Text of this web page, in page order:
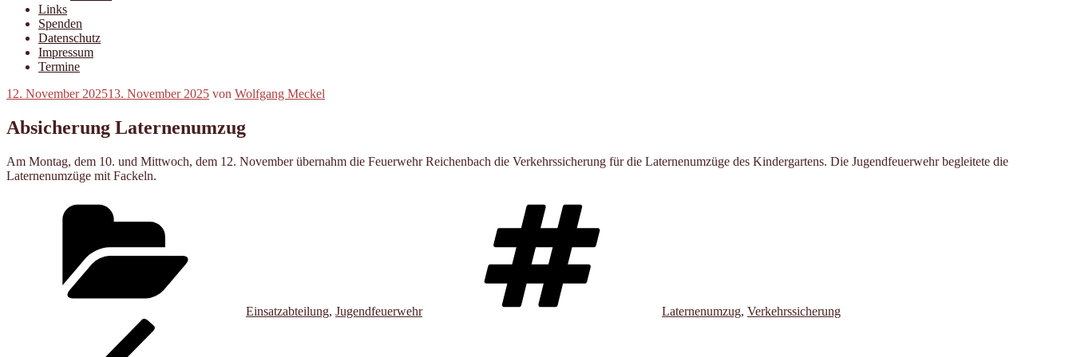
Links
Spenden
Datenschutz
Impressum
Termine
Veröffentlicht
12. November 202513. November 2025 von Wolfgang Meckel
Absicherung Laternenumzug
Am Montag, dem 10. und Mittwoch, dem 12. November übernahm die Feuerwehr Reichenbach die Verkehrssicherung für die Laternenumzüge des Kindergartens. Die Jugendfeuerwehr begleitete die
Laternenumzüge mit Fackeln.
Einsatzabteilung, Jugendfeuerwehr Laternenumzug, Verkehrssicherung
Beitragsnavigation